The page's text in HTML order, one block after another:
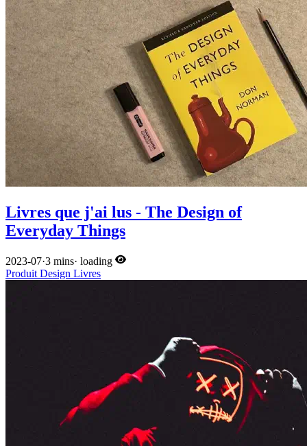
Livres que j'ai lus - The Design of
Everyday Things
2023-07·3 mins· loading
Produit Design Livres